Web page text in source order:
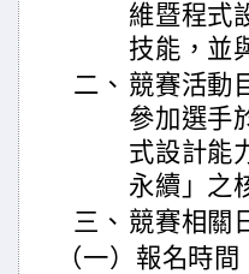
維暨程式
技能，並
二、 競賽活動
參加選手
式設計能
永續」之
三、 競賽相關
（一）報名時